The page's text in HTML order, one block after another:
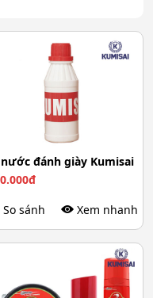
đánh giày Kumisai
So sánh
Xem nhanh